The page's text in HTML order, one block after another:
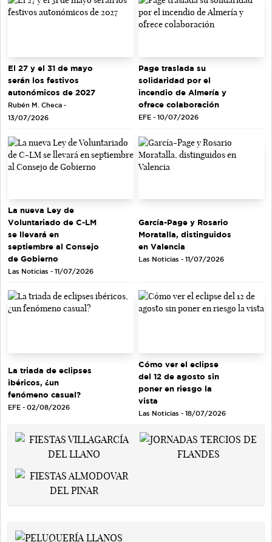
El 27 y el 31 de mayo
serán los festivos
autonómicos de 2027
Rubén M. Checa -
13/07/2026
Page traslada su
solidaridad por el
incendio de Almería y
ofrece colaboración
EFE - 10/07/2026
La nueva Ley de
Voluntariado de C-LM
se llevará en
septiembre al Consejo
de Gobierno
Las Noticias - 11/07/2026
García-Page y Rosario
Moratalla, distinguidos
en Valencia
Las Noticias - 11/07/2026
La triada de eclipses
ibéricos, ¿un
fenómeno casual?
EFE - 02/08/2026
Cómo ver el eclipse
del 12 de agosto sin
poner en riesgo la
vista
Las Noticias - 18/07/2026